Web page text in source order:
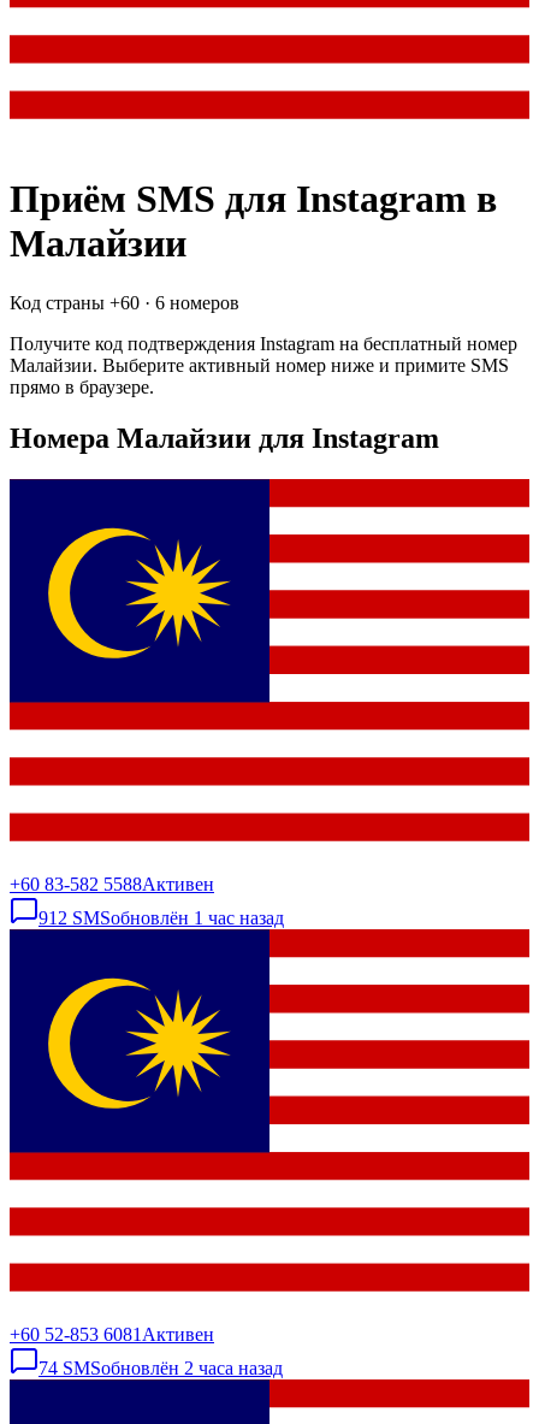
Приём SMS для Instagram в
Малайзии
Код страны +60 · 6 номеров
Получите код подтверждения Instagram на бесплатный номер
Малайзии. Выберите активный номер ниже и примите SMS
прямо в браузере.
Номера Малайзии для Instagram
+60 83-582 5588Активен
912 SMSобновлён 1 час назад
+60 52-853 6081 Активен
74 SMSобновлён 2 часа назад